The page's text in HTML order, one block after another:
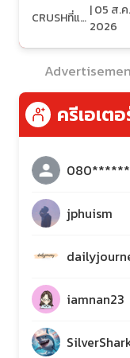
CRUSHที่แปลว่าแอบชอบ |05 ส.ค.
2026
ครีเอเต
jphuism
iamnan23